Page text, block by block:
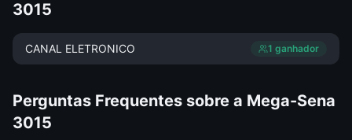
3015
CANAL ELETRONICO 1 ganhador
Perguntas Frequentes sobre a Mega-Sena
3015